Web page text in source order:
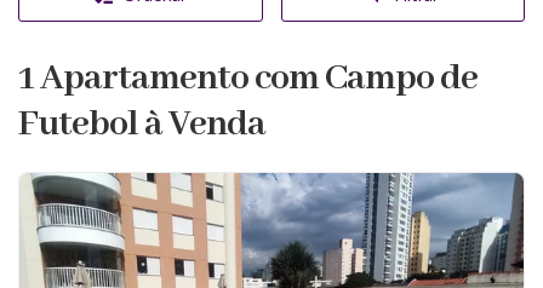
1 Apartamento com Campo de
Futebol à Venda